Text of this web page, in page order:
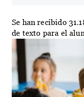
Se han recibido
de texto para el